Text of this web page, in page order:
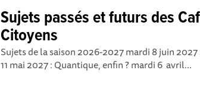
Sujets passés et futurs des
Citoyens
Sujets de la saison 2026-2027 mardi 8 juin
11 mai 2027 : Quantique, enfin ? mardi 6 avril...